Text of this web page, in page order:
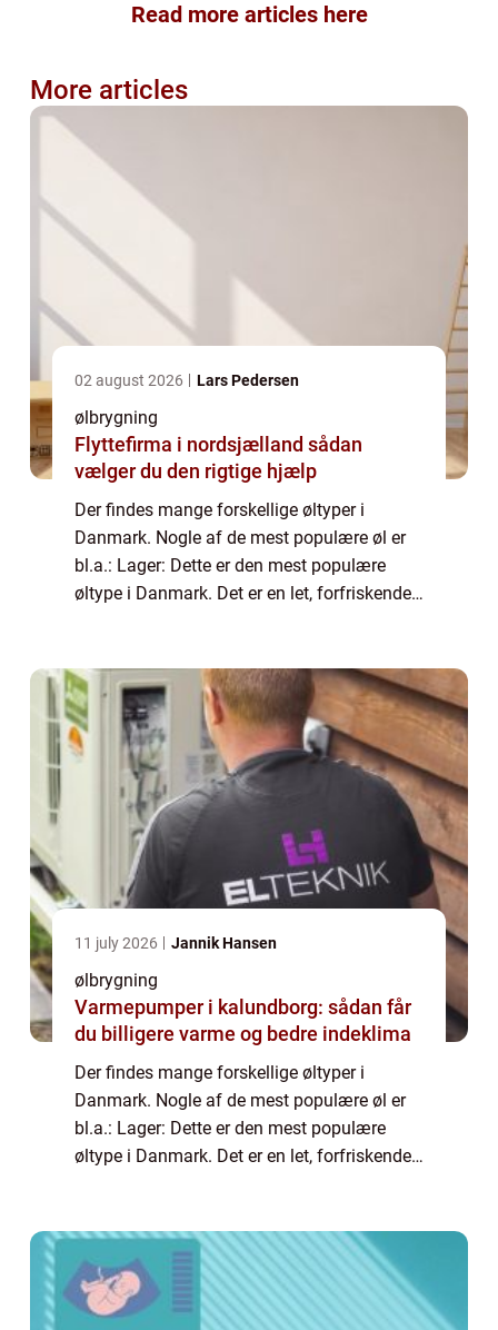
Read more articles here
More articles
02 august 2026 Lars Pedersen
ølbrygning
Flyttefirma i nordsjælland sådan
vælger du den rigtige hjælp
Der findes mange forskellige øltyper i
Danmark. Nogle af de mest populære øl er
bl.a.: Lager: Dette er den mest populære
øltype i Danmark. Det er en let, forfriskende
11 july 2026 Jannik Hansen
ølbrygning
Varmepumper i kalundborg: sådan får
du billigere varme og bedre indeklima
Der findes mange forskellige øltyper i
Danmark. Nogle af de mest populære øl er
bl.a.: Lager: Dette er den mest populære
øltype i Danmark. Det er en let, forfriskende